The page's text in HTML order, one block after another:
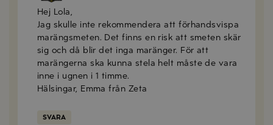
Hej Lola,
Jag skulle inte rekommendera att förhandsvispa
marängsmeten. Det finns en risk att smeten skär
sig och då blir det inga maränger. För att
marängerna ska kunna stela helt måste de vara
inne i ugnen i 1 timme.
Hälsingar, Emma från Zeta
SVARA